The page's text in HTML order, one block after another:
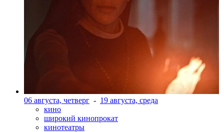
06 августа, четверг - 19 августа, среда
кино
широкий кинопрокат
кинотеатры